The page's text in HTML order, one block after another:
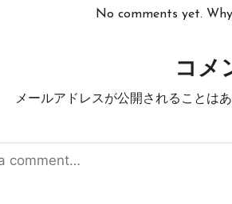
No comments yet.
コメ
メールアドレスが公開されることはあ